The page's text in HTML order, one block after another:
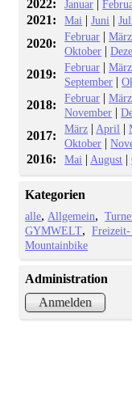
2022: Januar |
2021: Mai |Juni |
2020: Februar |März
Oktober |
2019: Februar |März
September |
2018: Februar |März
November |
2017: März | April |
Oktober |
2016: Mai | August |
Kategorien
alle Allgemein
GYMWELT
Freizeit-
Mountainbike
Administration
Anmelden